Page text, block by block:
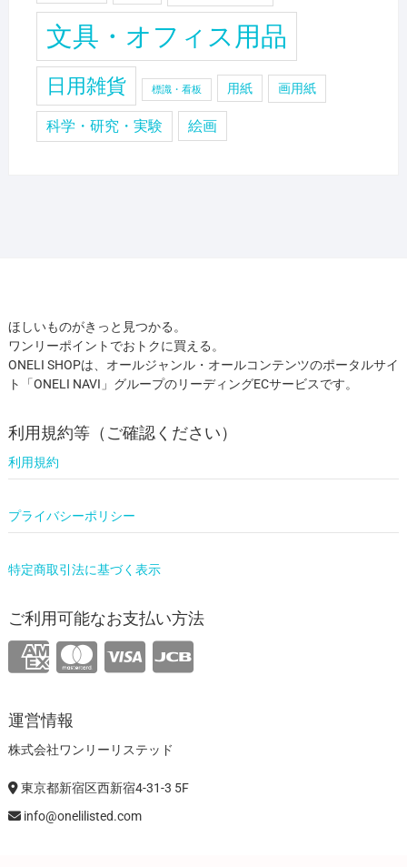
文具・オフィス用品
日用雑貨 標識・看板 用紙 画用紙
科学・研究・実験 絵画
ほしいものがきっと見つかる。
ワンリーポイントでおトクに買える。
ONELI SHOPは、オールジャンル・オールコンテンツのポータルサイ
ト「ONELI NAVI」グループのリーディングECサービスです。
利用規約等（ご確認ください）
利用規約
プライバシーポリシー
特定商取引法に基づく表示
ご利用可能なお支払い方法
運営情報
株式会社ワンリーリステッド
東京都新宿区西新宿4-31-3 5F
info@onelilisted.com